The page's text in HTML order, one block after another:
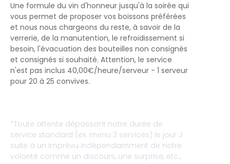
Une formule du vin d'honneur jusqu'à la soirée qui
vous permet de proposer vos boissons préférées
et nous nous chargeons du reste, à savoir de la
verrerie, de la manutention, le refroidissement si
besoin, l'évacuation des bouteilles non consignés
et consignés si souhaité. Attention, le service
n'est pas inclus 40,00€/heure/serveur - 1 serveur
pour 20 à 25 convives.
*Toute attente dépassant notre durée de
service standard (ex. menu 3 services) le jour J
suite à un imprévu indépendamment de notre
volonté comme un discours, une surprise, etc.,